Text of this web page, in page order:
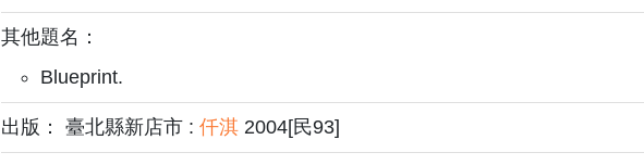
其他題名：
Blueprint.
出版： 臺北縣新店市 : 仟淇2004[民93]